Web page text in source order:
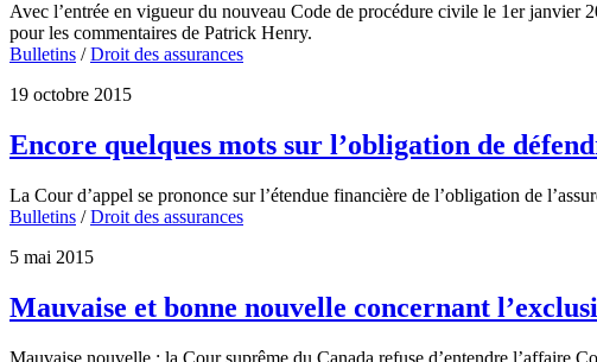
Avec l’entrée en vigueur du nouveau Code de procédure civile le 1er janvier
pour les commentaires de Patrick Henry.
Bulletins /Droit des assurances
19 octobre 2015
Encore quelques mots sur l’obligation de
La Cour d’appel se prononce sur l’étendue financière de l’obligation de
Bulletins /Droit des assurances
5 mai 2015
Mauvaise et bonne nouvelle concernant
Mauvaise nouvelle : la Cour suprême du Canada refuse d’entendre l’affaire